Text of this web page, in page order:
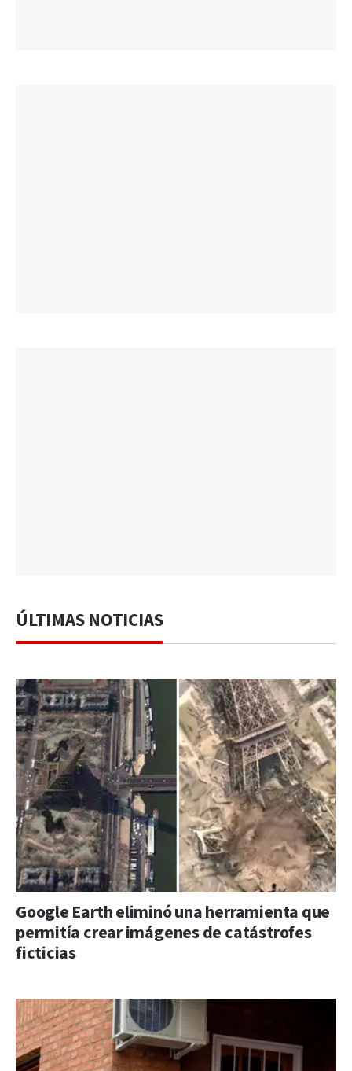
ÚLTIMAS NOTICIAS
Google Earth eliminó una herramienta que
permitía crear imágenes de catástrofes
ficticias